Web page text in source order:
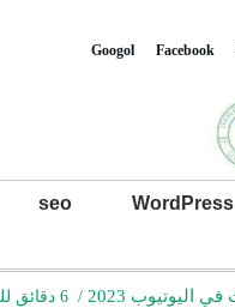
Googol Facebook
WordPress
seo
/